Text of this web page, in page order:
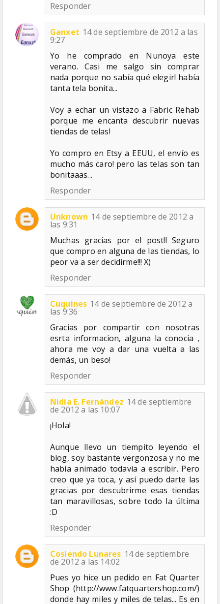
Responder
Ganxet 14 de septiembre de 2012 a las
9:27
Yo he comprado en Nunoya este
verano. Casi me salgo sin comprar
nada porque no sabía qué elegir! había
tanta tela bonita...
Voy a echar un vistazo a Fabric Rehab
porque me encanta descubrir nuevas
tiendas de telas!
Yo compro en Etsy a EEUU, el envío es
mucho más caro! pero las telas son tan
bonitaaas...
Responder
Unknown 14 de septiembre de 2012 a
las 9:31
Muchas gracias por el post!! Seguro
que compro en alguna de las tiendas, lo
peor va a ser decidirme!!! X)
Responder
Cuquines 14 de septiembre de 2012 a
las 9:36
Gracias por compartir con nosotras
esrta informacion, alguna la conocia ,
ahora me voy a dar una vuelta a las
demás, un beso!
Responder
Nidia E. Fernández 14 de septiembre
de 2012 a las 10:07
¡Hola!
Aunque llevo un tiempito leyendo el
blog, soy bastante vergonzosa y no me
había animado todavía a escribir. Pero
creo que ya toca, y así puedo darte las
gracias por descubrirme esas tiendas
tan maravillosas, sobre todo la última
:D
Responder
Cosiendo Lunares 14 de septiembre
de 2012 a las 14:02
Pues yo hice un pedido en Fat Quarter
Shop (http://www.fatquartershop.com/)
donde hay miles y miles de telas... Es en